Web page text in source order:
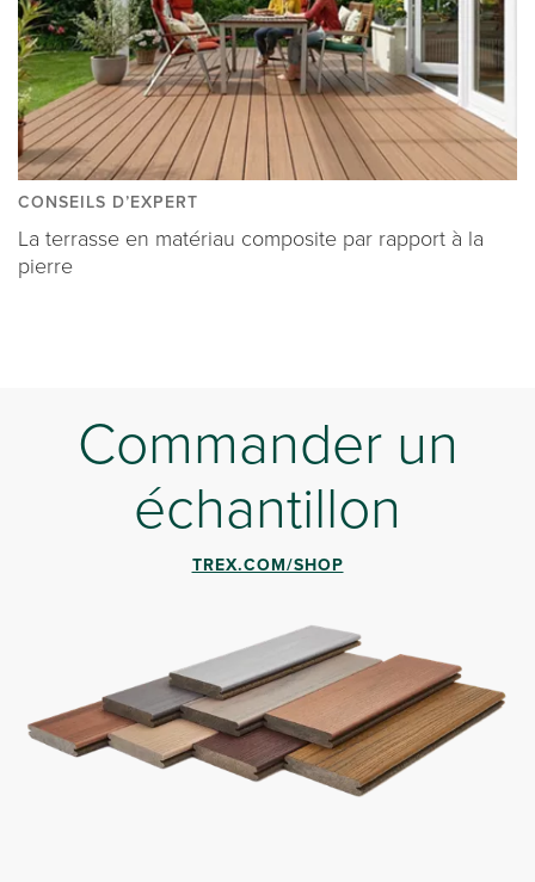
CONSEILS D’EXPERT
La terrasse en matériau composite par rapport à la
pierre
Commander un
échantillon
TREX.COM/SHOP